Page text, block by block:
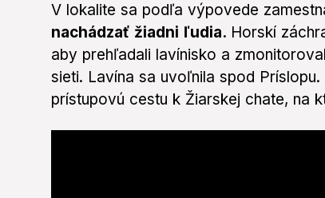
V lokalite sa podľa výpovede
nachádzať žiadni ľudia. Horskí
aby prehľadali lavínisko a
sieti. Lavína sa uvoľnila spod
prístupovú cestu k Žiarskej chate, na